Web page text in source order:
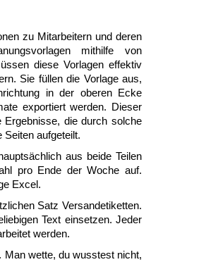
zu Mitarbeitern und deren
mithilfe von
diese Vorlagen effektiv
Sie füllen die Vorlage aus,
in der oberen Ecke
exportiert werden. Dieser
Ergebnisse, die durch solche
aufgeteilt.
aus beide Teilen
pro Ende der Woche auf.
Excel.
Satz Versandetiketten.
Text einsetzen. Jeder
werden.
wette, du wusstest nicht,